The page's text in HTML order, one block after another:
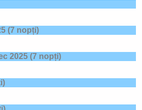
(7 nopți)
2025(7 nopți)